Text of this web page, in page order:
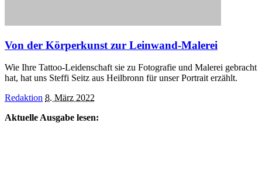
Von der Körperkunst zur Leinwand-Malerei
Wie Ihre Tattoo-Leidenschaft sie zu Fotografie und Malerei gebracht
hat, hat uns Steffi Seitz aus Heilbronn für unser Portrait erzählt.
Posted
Redaktion 8. März 2022
Aktuelle Ausgabe lesen: